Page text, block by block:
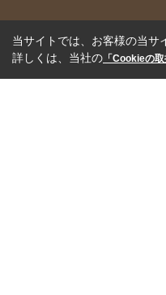
当サイトでは、お客様の当サ
詳しくは、当社の 「Cookieの